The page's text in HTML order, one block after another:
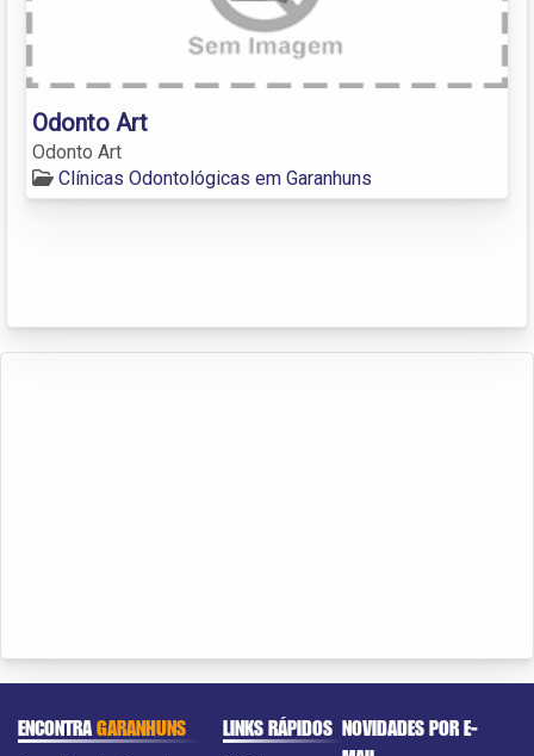
Odonto Art
Odonto Art
Clínicas Odontológicas em Garanhuns
ENCONTRAGARANHUNS LINKS RÁPIDOS NOVIDADES POR E-